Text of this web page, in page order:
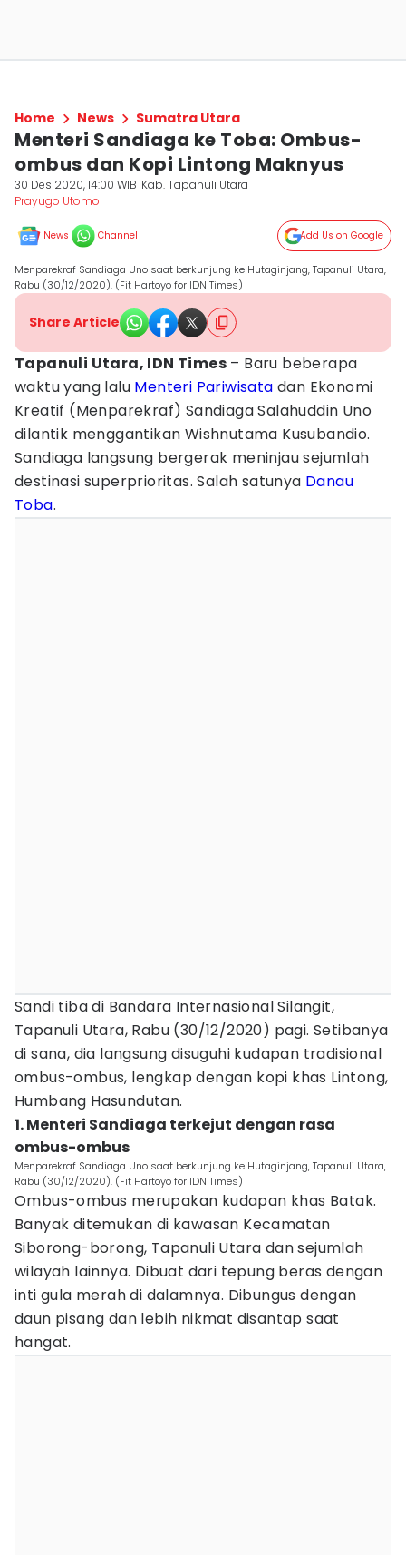
Home News Sumatra Utara
Menteri Sandiaga ke Toba: Ombus-
ombus dan Kopi Lintong Maknyus
30 Des 2020, 14:00 WIB Kab. Tapanuli Utara
Prayugo Utomo
News Channel Add Us on Google
Menparekraf Sandiaga Uno saat berkunjung ke Hutaginjang, Tapanuli Utara,
Rabu (30/12/2020). (Fit Hartoyo for IDN Times)
Share Article
Tapanuli Utara, IDN Times – Baru beberapa
waktu yang lalu Menteri Pariwisata dan Ekonomi
Kreatif (Menparekraf) Sandiaga Salahuddin Uno
dilantik menggantikan Wishnutama Kusubandio.
Sandiaga langsung bergerak meninjau sejumlah
destinasi superprioritas. Salah satunya Danau
Toba.
Sandi tiba di Bandara Internasional Silangit,
Tapanuli Utara, Rabu (30/12/2020) pagi. Setibanya
di sana, dia langsung disuguhi kudapan tradisional
ombus-ombus, lengkap dengan kopi khas Lintong,
Humbang Hasundutan.
1. Menteri Sandiaga terkejut dengan rasa
ombus-ombus
Menparekraf Sandiaga Uno saat berkunjung ke Hutaginjang, Tapanuli Utara,
Rabu (30/12/2020). (Fit Hartoyo for IDN Times)
Ombus-ombus merupakan kudapan khas Batak.
Banyak ditemukan di kawasan Kecamatan
Siborong-borong, Tapanuli Utara dan sejumlah
wilayah lainnya. Dibuat dari tepung beras dengan
inti gula merah di dalamnya. Dibungus dengan
daun pisang dan lebih nikmat disantap saat
hangat.